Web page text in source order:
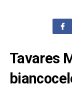
Tavares